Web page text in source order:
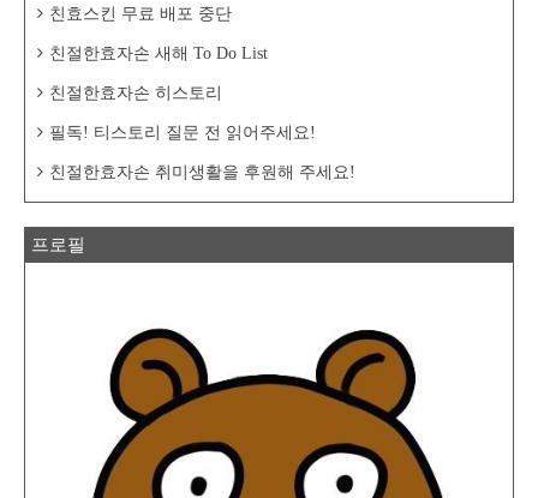
친효스킨 무료 배포 중단
친절한효자손 새해 To Do List
친절한효자손 히스토리
필독! 티스토리 질문 전 읽어주세요!
친절한효자손 취미생활을 후원해 주세요!
프로필